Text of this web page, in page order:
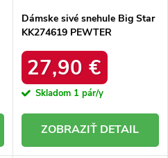
Dámske sivé snehule Big Star
KK274619 PEWTER
27,90 €
Skladom 1 pár/y
DETAIL